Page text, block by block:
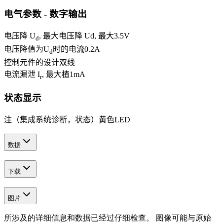
电气参数 - 数字输出
电压降 Ud, 最大电压降 Ud, 最大3.5V
电压降值为Ud 时的电流0.2A
控制元件的设计双线
电流漏泄 Ir, 最大植1mA
状态显示
注（集成系统诊断，状态） 黄色LED
数据
下载
图片
所涉及的详细信息和数据已经过仔细检查。 图像可能与原始